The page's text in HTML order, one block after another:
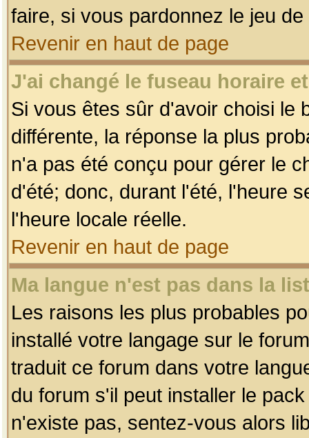
faire, si vous pardonnez le jeu
Revenir en haut de page
J'ai changé le fuseau horaire
Si vous êtes sûr d'avoir choisi le
différente, la réponse la plus
n'a pas été conçu pour gérer le
d'été; donc, durant l'été, l'heure
l'heure locale réelle.
Revenir en haut de page
Ma langue n'est pas dans la
Les raisons les plus probables
installé votre langage sur le
traduit ce forum dans votre
du forum s'il peut installer le
n'existe pas, sentez-vous alors